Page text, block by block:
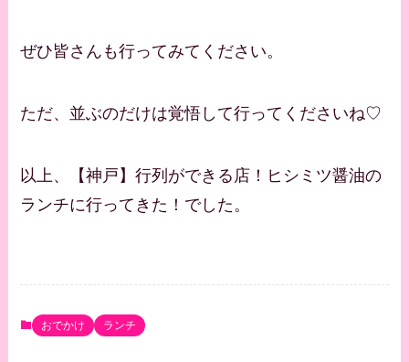
ぜひ皆さんも行ってみてください。
ただ、並ぶのだけは覚悟して行ってくださいね♡
以上、【神戸】行列ができる店！ヒシミツ醤油の
ランチに行ってきた！でした。
おでかけ ランチ